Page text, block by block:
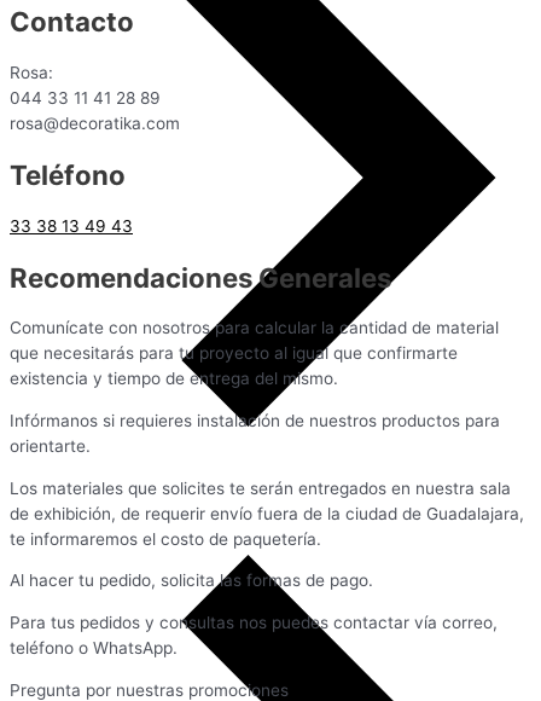
Contacto
Rosa:
044 33 11 41 28 89
rosa@decoratika.com
Teléfono
33 38 13 49 43
Recomendaciones Generales
Comunícate con nosotros para calcular la cantidad de material
que necesitarás para tu proyecto al igual que confirmarte
existencia y tiempo de entrega del mismo.
Infórmanos si requieres instalación de nuestros productos para
orientarte.
Los materiales que solicites te serán entregados en nuestra sala
de exhibición, de requerir envío fuera de la ciudad de Guadalajara,
te informaremos el costo de paquetería.
Al hacer tu pedido, solicita las formas de pago.
Para tus pedidos y consultas nos puedes contactar vía correo,
teléfono o WhatsApp.
Pregunta por nuestras promociones